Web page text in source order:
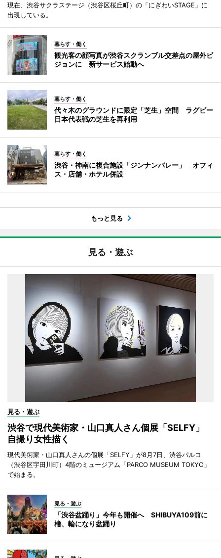
現在、渋谷サクラステージ（渋谷区桜丘町）の「にぎわいSTAGE」に
出現している。
暮らす・働く
観光客の顔写真が渋谷スクランブル交差点の屋外ビ
ジョンに 新サービス始動へ
暮らす・働く
代々木のグラウンドに限定「芝生」空間 ラグビー
日本代表戦の芝生を再利用
暮らす・働く
渋谷・神南に複合施設「ジンナンバレー」 オフィ
ス・店舗・ホテル併設
もっと見る
見る・遊ぶ
見る・遊ぶ
渋谷で現代美術家・山口真人さん個展「SELFY」
自撮り女性描く
現代美術家・山口真人さんの個展「SELFY」が8月7日、渋谷パルコ
（渋谷区宇田川町）4階のミュージアム「PARCO MUSEUM TOKYO」
で始まる。
見る・遊ぶ
「渋谷盆踊り」今年も開催へ SHIBUYA109前に
櫓、輪になり盆踊り